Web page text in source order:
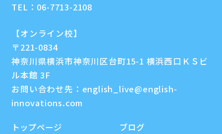
TEL： 06-7713-2108
【オンライン校】
〒221-0834
神奈川県横浜市神奈川区台町15-1 横浜西口ＫＳビ
ル本館 3F
お問い合わせ先： english_live@english-
innovations.com
トップページ
ブログ